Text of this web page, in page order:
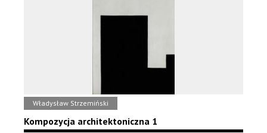
Władysław Strzemiński
Kompozycja architektoniczna 1